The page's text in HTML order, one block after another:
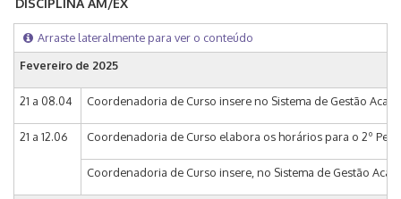
Arraste lateralmente para ver o conteúdo
Fevereiro de 2025
21 a 08.04 Coordenadoria de Curso insere no Sistema de Gestão
21 a 12.06 Coordenadoria de Curso elabora os horários para o 2º
Coordenadoria de Curso insere, no Sistema de Gestão